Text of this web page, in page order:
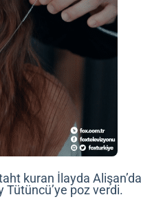
kuran İlayda
Tütüncü’ye poz verdi.